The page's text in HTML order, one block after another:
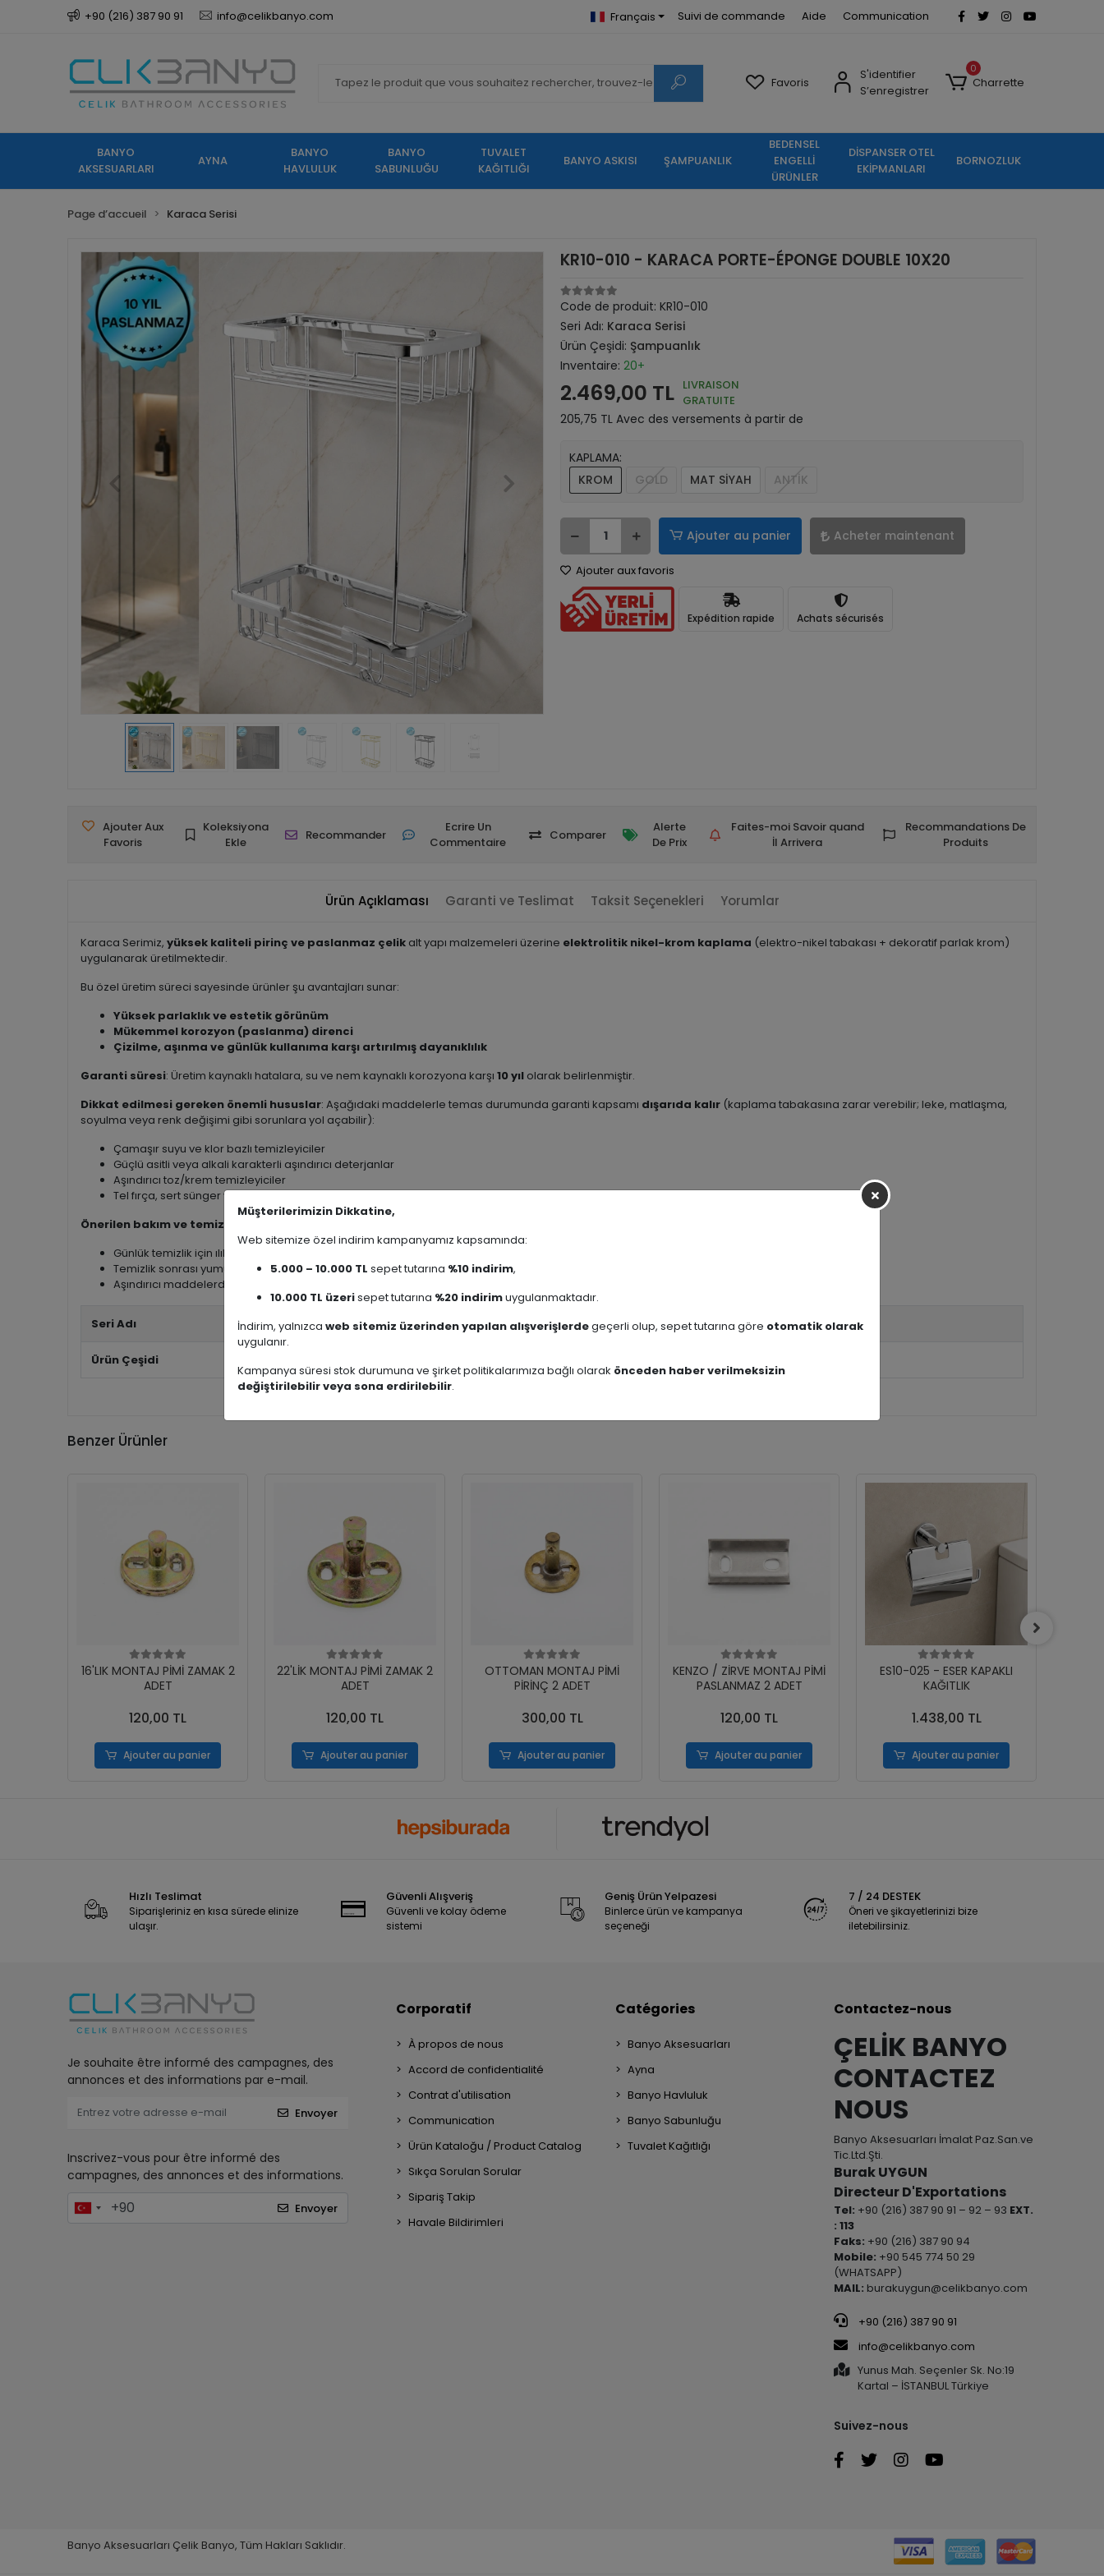
+90 (216) 387 90 91 info@celikbanyo.com Français Suivi de commande Aide Communication
Favoris
S'identifier
S’enregistrer
0
Charrette
BANYO
AKSESUARLARI
AYNA
BANYO
HAVLULUK
BANYO
SABUNLUĞU
TUVALET
KAĞITLIĞI
BANYO ASKISI ŞAMPUANLIK
BEDENSEL
ENGELLİ
ÜRÜNLER
DİSPANSER OTEL
EKİPMANLARI
BORNOZLUK
Page d’accueil Karaca Serisi
KR10-010 - KARACA PORTE-ÉPONGE DOUBLE 10X20
Code de produit: KR10-010
Seri Adı: Karaca Serisi
Ürün Çeşidi: Şampuanlık
Inventaire: 20+
2.469,00 TL LIVRAISON
GRATUITE
205,75 TL Avec des versements à partir de
KAPLAMA:
KROM
GOLD MAT SİYAH ANTİK
Ajouter au panier Acheter maintenant
Ajouter aux favoris
Expédition rapide Achats sécurisés
Ajouter Aux
Favoris
Koleksiyona
Ekle
Recommander
Ecrire Un
Commentaire
Comparer
Alerte
De Prix
Faites-moi Savoir quand
İl Arrivera
Recommandations De
Produits
Ürün Açıklaması Garanti ve Teslimat Taksit Seçenekleri Yorumlar
Karaca Serimiz, yüksek kaliteli pirinç ve paslanmaz çelik alt yapı malzemeleri üzerine elektrolitik nikel-krom kaplama (elektro-nikel tabakası + dekoratif parlak krom)
uygulanarak üretilmektedir.
Bu özel üretim süreci sayesinde ürünler şu avantajları sunar:
Yüksek parlaklık ve estetik görünüm
Mükemmel korozyon (paslanma) direnci
Çizilme, aşınma ve günlük kullanıma karşı artırılmış dayanıklılık
Garanti süresi: Üretim kaynaklı hatalara, su ve nem kaynaklı korozyona karşı 10 yıl olarak belirlenmiştir.
Dikkat edilmesi gereken önemli hususlar: Aşağıdaki maddelerle temas durumunda garanti kapsamı dışarıda kalır (kaplama tabakasına zarar verebilir; leke, matlaşma,
soyulma veya renk değişimi gibi sorunlara yol açabilir):
Çamaşır suyu ve klor bazlı temizleyiciler
Güçlü asitli veya alkali karakterli aşındırıcı deterjanlar
Aşındırıcı toz/krem temizleyiciler
Tel fırça, sert sünger veya mekanik aşındırıcı malzemeler
Önerilen bakım ve temizlik
Günlük temizlik için ılık su + nötr pH’lı (hafif) sıvı sabun veya paslanmaz çelik / krom yüzeyler için özel formüle edilmiş temizleyiciler kullanın.
Temizlik sonrası yumuşak mikrofiber bez ile mutlaka kurulayın (su lekesi oluşumunu önler).
Aşındırıcı maddelerden ve kimyasal içerikli ürünlerden uzak durarak ürününüzün ilk günkü parlaklığını yıllarca koruyabilirsiniz.
Seri Adı Karaca Serisi
Ürün Çeşidi
Benzer Ürünler
16'LIK MONTAJ PİMİ ZAMAK 2
ADET
120,00 TL
Ajouter au panier
22'LİK MONTAJ PİMİ ZAMAK 2
ADET
120,00 TL
Ajouter au panier
OTTOMAN MONTAJ PİMİ
PİRİNÇ 2 ADET
300,00 TL
Ajouter au panier
KENZO / ZİRVE MONTAJ PİMİ
PASLANMAZ 2 ADET
120,00 TL
Ajouter au panier
ES10-025 - ESER KAPAKLI
KAĞITLIK
1.438,00 TL
Ajouter au panier
Hızlı Teslimat
Siparişleriniz en kısa sürede elinize
ulaşır.
Güvenli Alışveriş
Güvenli ve kolay ödeme
sistemi
Geniş Ürün Yelpazesi
Binlerce ürün ve kampanya
seçeneği
7 / 24 DESTEK
Öneri ve şikayetlerinizi bize
iletebilirsiniz.
Je souhaite être informé des campagnes, des
annonces et des informations par e-mail.
Envoyer
Inscrivez-vous pour être informé des
campagnes, des annonces et des informations.
Envoyer
Corporatif
À propos de nous
Accord de confidentialité
Contrat d'utilisation
Communication
Ürün Kataloğu / Product Catalog
Sıkça Sorulan Sorular
Sipariş Takip
Havale Bildirimleri
Catégories
Banyo Aksesuarları
Ayna
Banyo Havluluk
Banyo Sabunluğu
Tuvalet Kağıtlığı
Contactez-nous
ÇELİK BANYO
CONTACTEZ
NOUS
Banyo Aksesuarları İmalat Paz.San.ve
Tic.Ltd.Şti.
Burak UYGUN
Directeur D'Exportations
Tel: +90 (216) 387 90 91 – 92 – 93 EXT.
: 113
Faks: +90 (216) 387 90 94
Mobile: +90 545 774 50 29
(WHATSAPP)
MAIL: burakuygun@celikbanyo.com
+90 (216) 387 90 91
info@celikbanyo.com
Yunus Mah. Seçenler Sk. No:19
Kartal – İSTANBUL Türkiye
Suivez-nous
Banyo Aksesuarları Çelik Banyo, Tüm Hakları Saklıdır.
Müşterilerimizin Dikkatine,
Web sitemize özel indirim kampanyamız kapsamında:
5.000 – 10.000 TL sepet tutarına %10 indirim,
10.000 TL üzerisepet tutarına %20 indirimuygulanmaktadır.
İndirim, yalnızca web sitemiz üzerinden yapılan alışverişlerdegeçerli olup, sepet tutarına göre otomatik olarak
uygulanır.
Kampanya süresi stok durumuna ve şirket politikalarımıza bağlı olarak önceden haber verilmeksizin
değiştirilebilir veya sona erdirilebilir.